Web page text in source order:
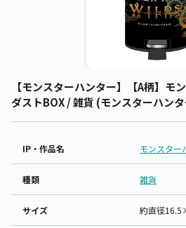
【モンスターハンター】【A柄】モ
ダストBOX / 雑貨 (モンスターハン
IP・作品名 モンスター
種類 雑貨
サイズ 約直径